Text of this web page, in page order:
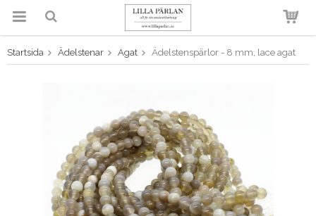
Produkten har blivit tillagd i
varukorgen
Startsida Ädelstenar Agat Ädelstenspärlor - 8 mm, lace agat